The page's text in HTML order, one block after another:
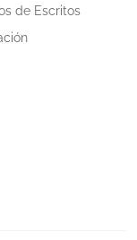
de Escritos